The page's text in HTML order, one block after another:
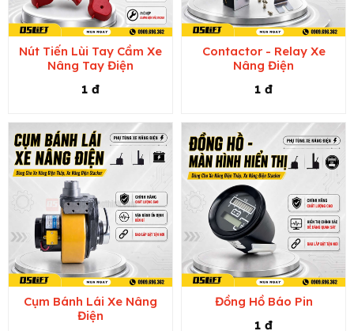
Nút Tiến Lùi Tay Cầm Xe
Nâng Tay Điện
1 đ
Contactor - Relay Xe
Nâng Điện
1 đ
Cụm Bánh Lái Xe Nâng
Điện
Đồng Hồ Báo Pin
1 đ